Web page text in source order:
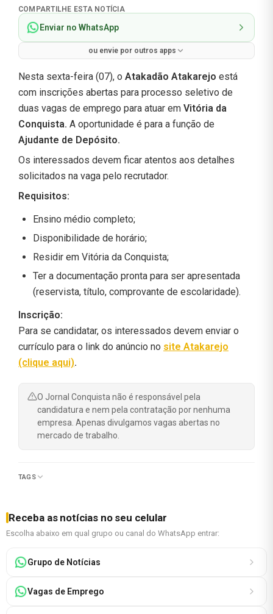
COMPARTILHE ESTA NOTÍCIA
Enviar no WhatsApp
ou envie por outros apps
Nesta sexta-feira (07), o Atakadão Atakarejo está
com inscrições abertas para processo seletivo de
duas vagas de emprego para atuar em Vitória da
Conquista. A oportunidade é para a função de
Ajudante de Depósito.
Os interessados devem ficar atentos aos detalhes
solicitados na vaga pelo recrutador.
Requisitos:
Ensino médio completo;
Disponibilidade de horário;
Residir em Vitória da Conquista;
Ter a documentação pronta para ser apresentada
(reservista, título, comprovante de escolaridade).
Inscrição:
Para se candidatar, os interessados devem enviar o
currículo para o link do anúncio no site Atakarejo
(clique aqui).
O Jornal Conquista não é responsável pela
candidatura e nem pela contratação por nenhuma
empresa. Apenas divulgamos vagas abertas no
mercado de trabalho.
TAGS
Receba as notícias no seu celular
Escolha abaixo em qual grupo ou canal do WhatsApp entrar:
Grupo de Notícias
Vagas de Emprego